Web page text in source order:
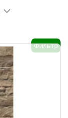
Фильтр